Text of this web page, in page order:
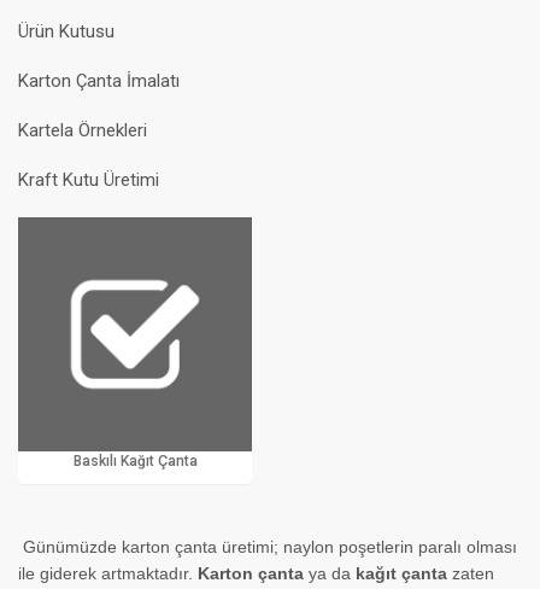
Ürün Kutusu
Karton Çanta İmalatı
Kartela Örnekleri
Kraft Kutu Üretimi
Baskılı Kağıt Çanta
Günümüzde karton çanta üretimi; naylon poşetlerin paralı olması
ile giderek artmaktadır. Karton çanta ya da kağıt çanta zaten